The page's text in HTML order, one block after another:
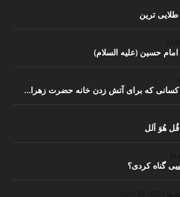
ترین
حسین (علیه السلام)
کسانی که برای آتش زدن خانه حضرت زهرا…
هُوَ اَلل
گناه کردی؟